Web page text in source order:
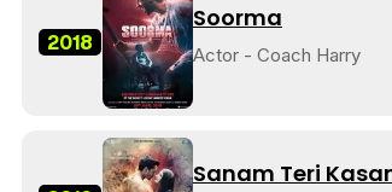
2018
Soorma
Actor - Coach Harry
Sanam Teri